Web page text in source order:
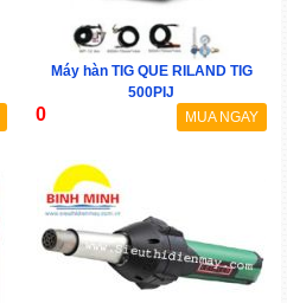
Máy hàn TIG QUE RILAND TIG
500PIJ
0 MUA NGAY